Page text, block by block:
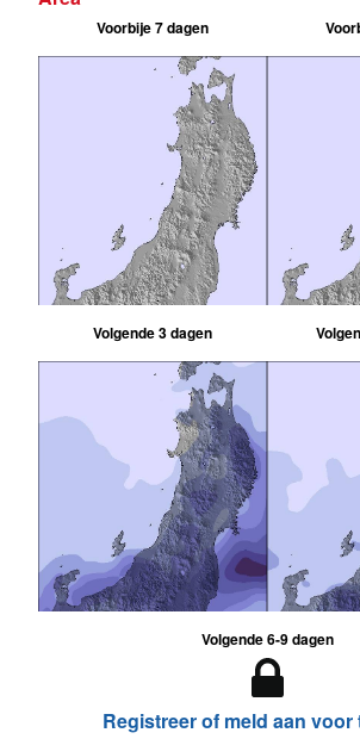
Voorbije 7 dagen
Volgende 3 dagen
Volgende 6-9 dagen
Registreer of meld aan voor